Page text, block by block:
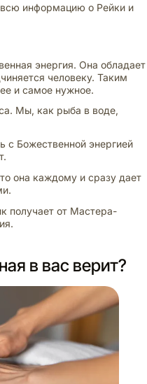
информацию о Рейки и
энергия. Она обладает
человеку. Таким
и самое нужное.
Мы, как рыба в воде,
с Божественной энергией
она каждому и сразу дает
получает от Мастера-
в вас верит?